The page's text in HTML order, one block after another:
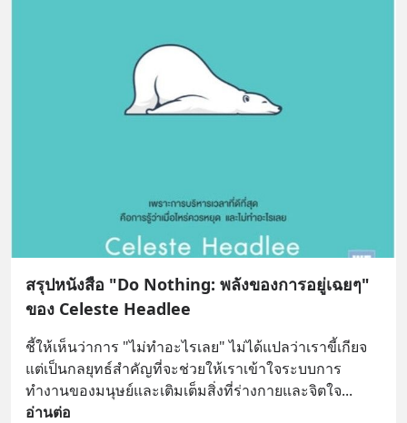
สรุปหนังสือ "Do Nothing: พลังของการอยู่เฉยๆ"
ของ Celeste Headlee
ชี้ให้เห็นว่าการ "ไม่ทำอะไรเลย" ไม่ได้แปลว่าเราขี้เกียจ
แต่เป็นกลยุทธ์สำคัญที่จะช่วยให้เราเข้าใจระบบการ
ทำงานของมนุษย์และเติมเต็มสิ่งที่ร่างกายและจิตใจ
อ่านต่อ